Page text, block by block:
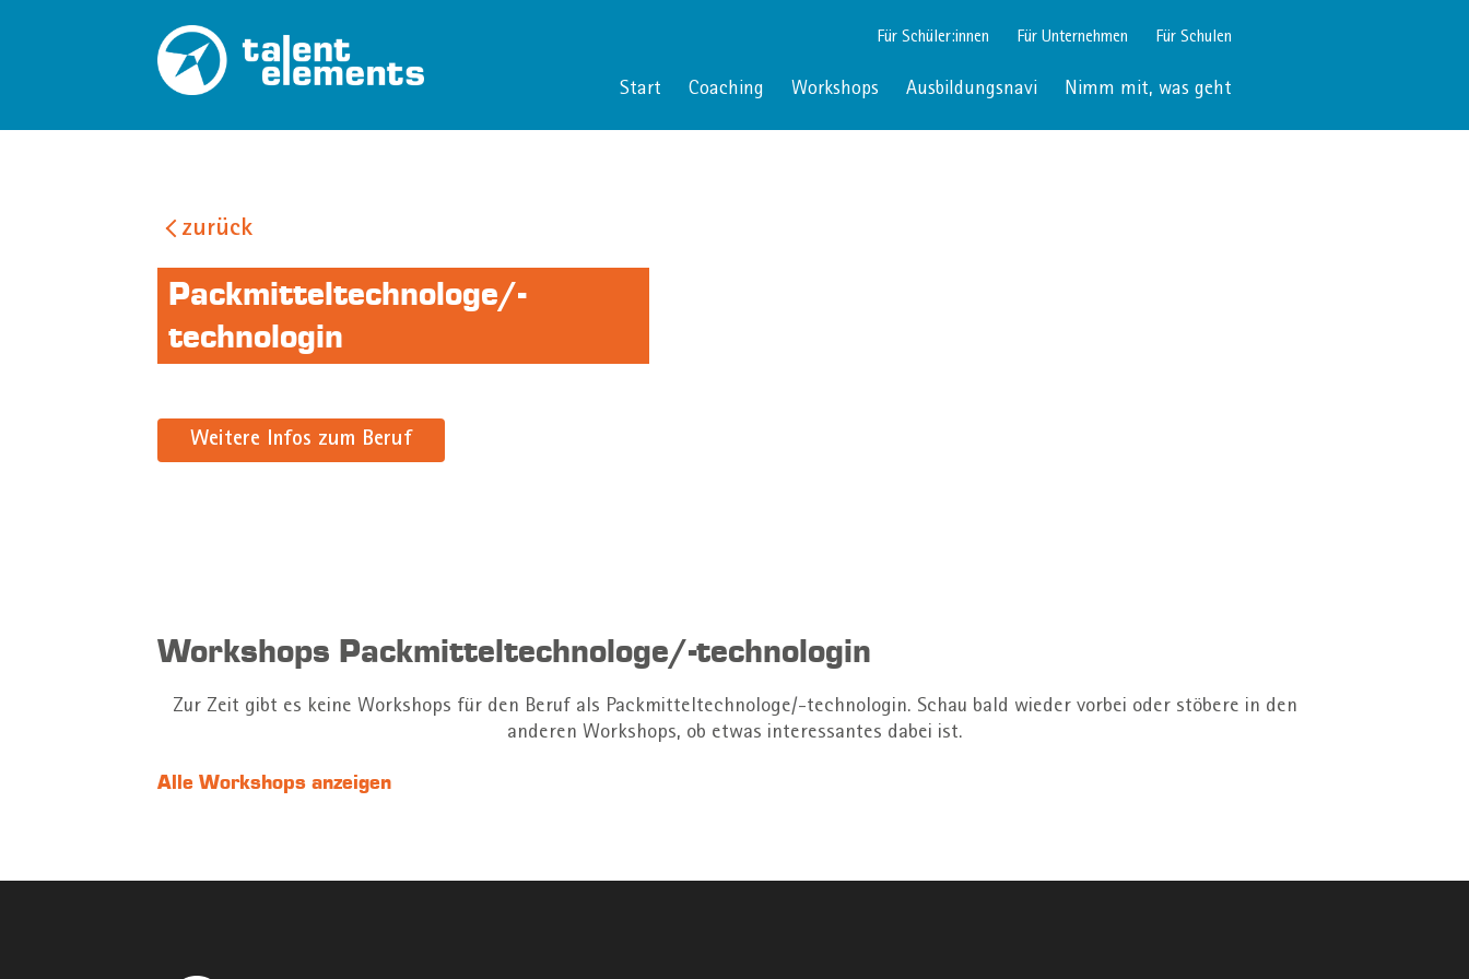
Für Schüler:innen Für Unternehmen Für Schulen
Start Coaching Workshops Ausbildungsnavi Nimm mit, was geht
zurück
Packmitteltechnologe/-
technologin
Weitere Infos zum Beruf
Workshops Packmitteltechnologe/-technologin
Zur Zeit gibt es keine Workshops für den Beruf als Packmitteltechnologe/-technologin. Schau bald wieder vorbei oder stöbere in den
anderen Workshops, ob etwas interessantes dabei ist.
Alle Workshops anzeigen